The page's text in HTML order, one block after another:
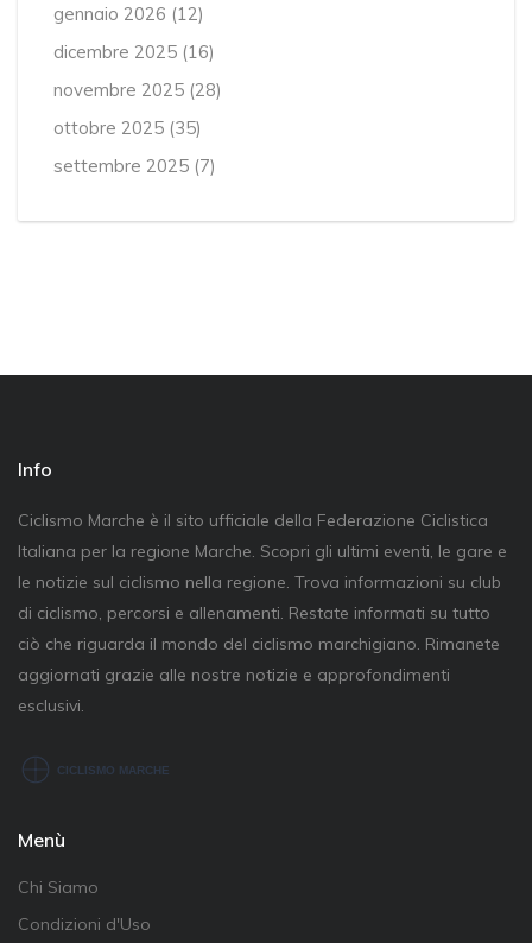
gennaio 2026 (12)
dicembre 2025 (16)
novembre 2025 (28)
ottobre 2025 (35)
settembre 2025 (7)
Info
Ciclismo Marche è il sito ufficiale della Federazione Ciclistica
Italiana per la regione Marche. Scopri gli ultimi eventi, le gare e
le notizie sul ciclismo nella regione. Trova informazioni su club
di ciclismo, percorsi e allenamenti. Restate informati su tutto
ciò che riguarda il mondo del ciclismo marchigiano. Rimanete
aggiornati grazie alle nostre notizie e approfondimenti
esclusivi.
Menù
Chi Siamo
Condizioni d'Uso